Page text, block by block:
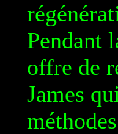
Pendant
offre de
James